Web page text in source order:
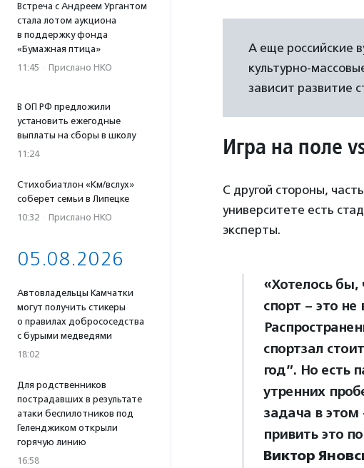
Встреча с Андреем Ургантом
стала лотом аукциона
в поддержку фонда
«Бумажная птица»
11:45 · Прислано НКО
В ОП РФ предложили
установить ежегодные
выплаты на сборы в школу
11:24
Стихобиатлон «Км/вслух»
соберет семьи в Липецке
10:32 · Прислано НКО
05.08.2026
Автовладельцы Камчатки
могут получить стикеры
о правилах добрососедства
с бурыми медведями
18:02
Для родственников
пострадавших в результате
атаки беспилотников под
Геленджиком открыли
горячую линию
16:58
А еще российские
культурно-
зависит развитие
Игра на поле
С другой стороны,
университете есть
эксперты.
«Хотелось бы,
спорт – это не
спортзал
год”. Но есть
утренних
задача в этом
привить это
Виктор